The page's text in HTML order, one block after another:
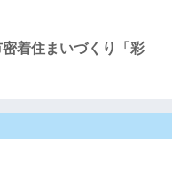
密着住まいづくり「彩